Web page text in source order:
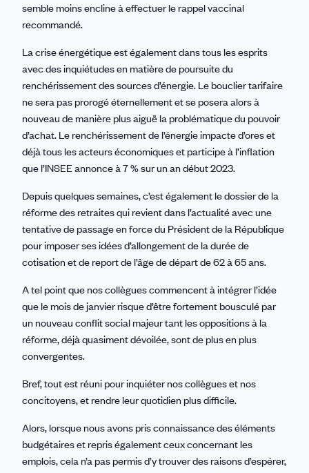
semble moins encline à effectuer le rappel vaccinal
recommandé.
La crise énergétique est également dans tous les esprits
avec des inquiétudes en matière de poursuite du
renchérissement des sources d’énergie. Le bouclier tarifaire
ne sera pas prorogé éternellement et se posera alors à
nouveau de manière plus aiguë la problématique du pouvoir
d’achat. Le renchérissement de l’énergie impacte d’ores et
déjà tous les acteurs économiques et participe à l’inflation
que l’INSEE annonce à 7 % sur un an début 2023.
Depuis quelques semaines, c’est également le dossier de la
réforme des retraites qui revient dans l’actualité avec une
tentative de passage en force du Président de la République
pour imposer ses idées d’allongement de la durée de
cotisation et de report de l’âge de départ de 62 à 65 ans.
A tel point que nos collègues commencent à intégrer l’idée
que le mois de janvier risque d’être fortement bousculé par
un nouveau conflit social majeur tant les oppositions à la
réforme, déjà quasiment dévoilée, sont de plus en plus
convergentes.
Bref, tout est réuni pour inquiéter nos collègues et nos
concitoyens, et rendre leur quotidien plus difficile.
Alors, lorsque nous avons pris connaissance des éléments
budgétaires et repris également ceux concernant les
emplois, cela n’a pas permis d’y trouver des raisons d’espérer,